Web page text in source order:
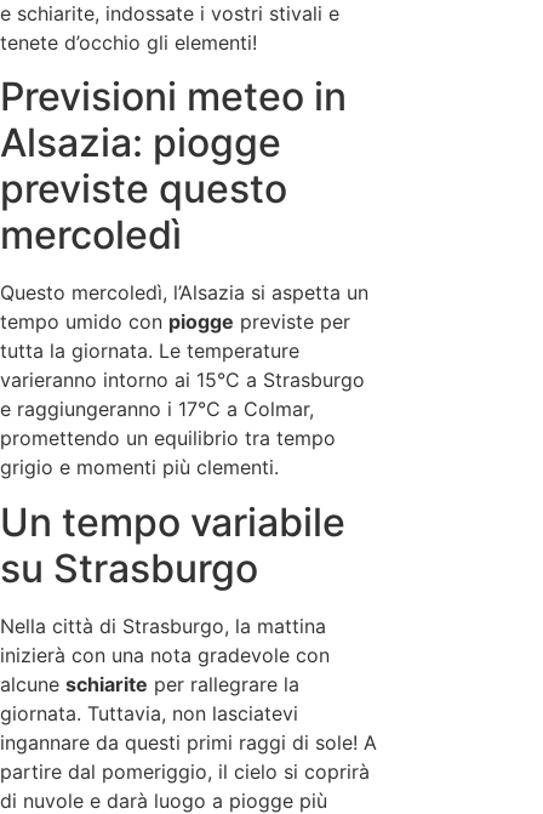
e schiarite, indossate i vostri stivali e
tenete d’occhio gli elementi!
Previsioni meteo in
Alsazia: piogge
previste questo
mercoledì
Questo mercoledì, l’Alsazia si aspetta un
tempo umido con piogge previste per
tutta la giornata. Le temperature
varieranno intorno ai 15°C a Strasburgo
e raggiungeranno i 17°C a Colmar,
promettendo un equilibrio tra tempo
grigio e momenti più clementi.
Un tempo variabile
su Strasburgo
Nella città di Strasburgo, la mattina
inizierà con una nota gradevole con
alcune schiarite per rallegrare la
giornata. Tuttavia, non lasciatevi
ingannare da questi primi raggi di sole! A
partire dal pomeriggio, il cielo si coprirà
di nuvole e darà luogo a piogge più